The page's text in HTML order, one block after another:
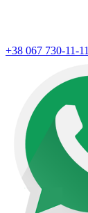
+38 067 730-11-11